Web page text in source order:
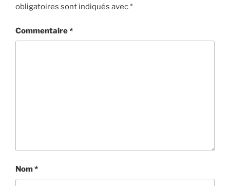
obligatoires sont indiqués avec*
Commentaire*
Nom*